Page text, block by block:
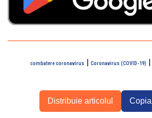
combatere coronavirus | Coronavirus (COVID-19) |
Distribuie articolul